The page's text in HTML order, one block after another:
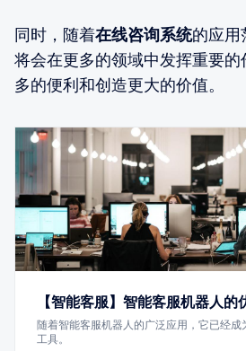
同时，随着在线咨询系统的应用
将会在更多的领域中发挥重要
多的便利和创造更大的价值。
【智能客服】智能客服机器人
随着智能客服机器人的广泛应用，它已经
工具。